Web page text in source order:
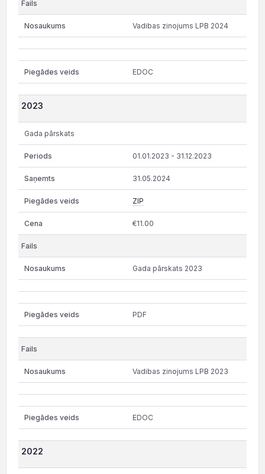
Vadibas zinojums LPB 2024
EDOC
2023
Gada pārskats
01.01.2023 - 31.12.2023
31.05.2024
ZIP
€11.00
Gada pārskats 2023
PDF
Vadibas zinojums LPB 2023
EDOC
2022